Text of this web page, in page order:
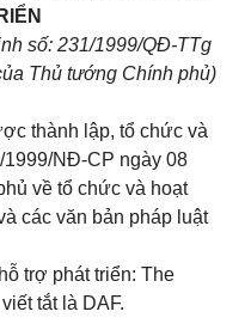
số: 231/1999/QĐ-TTg
Thủ tướng Chính phủ)
thành lập, tổ chức và
1999/NĐ-CP ngày 08
về tổ chức và hoạt
các văn bản pháp luật
trợ phát triển: The
tắt là DAF.